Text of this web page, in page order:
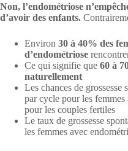
Non, l’endométriose
d’avoir des enfants.
Environ 30 à 40% des
d’endométriose
Ce qui signifie que 60 à
naturellement
Les chances de grossesse
par cycle pour les
pour les couples fertiles
Le taux de grossesse
les femmes avec